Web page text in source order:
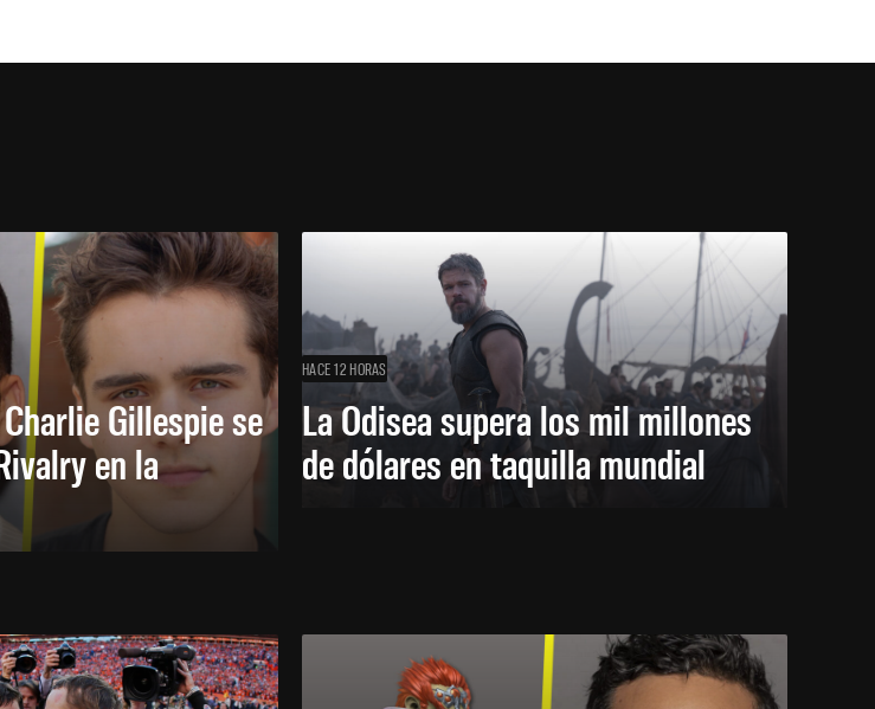
Gillespie se
en la
HACE 12 HORAS
La Odisea supera los mil millones
de dólares en taquilla mundial